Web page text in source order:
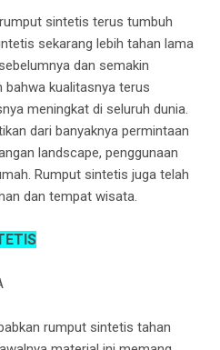
sintetis terus tumbuh
sekarang lebih tahan lama
dan semakin
bahwa kualitasnya terus
meningkat di seluruh dunia.
dari banyaknya permintaan
landscape, penggunaan
Rumput sintetis juga telah
dan tempat wisata.
rumput sintetis tahan